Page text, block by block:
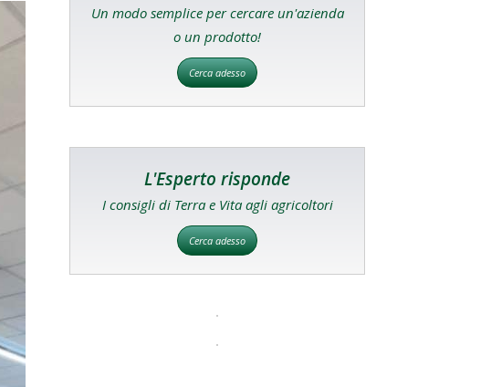
Un modo semplice per cercare un'azienda
o un prodotto!
Cerca adesso
L'Esperto risponde
I consigli di Terra e Vita agli agricoltori
Cerca adesso